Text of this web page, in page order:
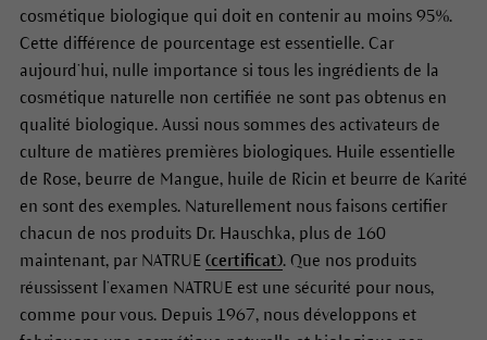
cosmétique biologique qui doit en contenir au moins 95%.
Cette différence de pourcentage est essentielle. Car
aujourd’hui, nulle importance si tous les ingrédients de la
cosmétique naturelle non certifiée ne sont pas obtenus en
qualité biologique. Aussi nous sommes des activateurs de
culture de matières premières biologiques. Huile essentielle
de Rose, beurre de Mangue, huile de Ricin et beurre de Karité
en sont des exemples. Naturellement nous faisons certifier
chacun de nos produits Dr. Hauschka, plus de 160
maintenant, par NATRUE (certificat). Que nos produits
réussissent l’examen NATRUE est une sécurité pour nous,
comme pour vous. Depuis 1967, nous développons et